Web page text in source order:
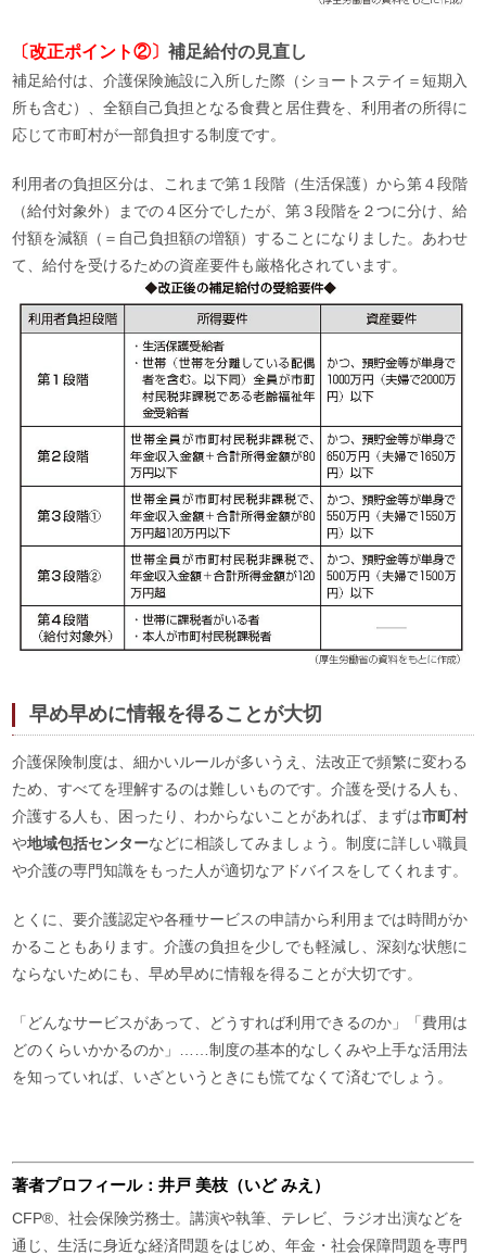
〔改正ポイント②〕補足給付の見直し
補足給付は、介護保険施設に入所した際（ショートステイ＝短期入
所も含む）、全額自己負担となる食費と居住費を、利用者の所得に
応じて市町村が一部負担する制度です。
利用者の負担区分は、これまで第１段階（生活保護）から第４段階
（給付対象外）までの４区分でしたが、第３段階を２つに分け、給
付額を減額（＝自己負担額の増額）することになりました。あわせ
て、給付を受けるための資産要件も厳格化されています。
早め早めに情報を得ることが大切
介護保険制度は、細かいルールが多いうえ、法改正で頻繁に変わる
ため、すべてを理解するのは難しいものです。介護を受ける人も、
介護する人も、困ったり、わからないことがあれば、まずは市町村
や地域包括センターなどに相談してみましょう。制度に詳しい職員
や介護の専門知識をもった人が適切なアドバイスをしてくれます。
とくに、要介護認定や各種サービスの申請から利用までは時間がか
かることもあります。介護の負担を少しでも軽減し、深刻な状態に
ならないためにも、早め早めに情報を得ることが大切です。
「どんなサービスがあって、どうすれば利用できるのか」「費用は
どのくらいかかるのか」……制度の基本的なしくみや上手な活用法
を知っていれば、いざというときにも慌てなくて済むでしょう。
著者プロフィール：井戸 美枝（いど みえ）
CFP®、社会保険労務士。講演や執筆、テレビ、ラジオ出演などを
通じ、生活に身近な経済問題をはじめ、年金・社会保障問題を専門